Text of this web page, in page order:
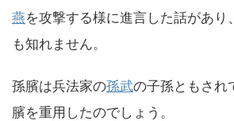
燕を攻撃する様に進言した話があり
も知れません。
孫臏は兵法家の孫武の子孫ともされ
臏を重用したのでしょう。